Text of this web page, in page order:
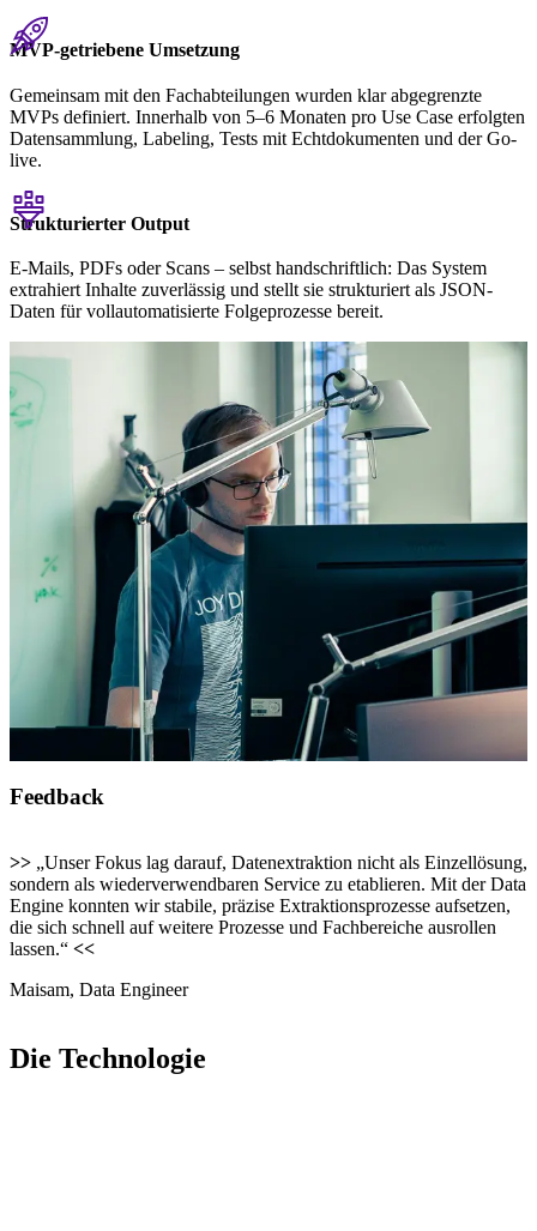
MVP-getriebene Umsetzung
Gemeinsam mit den Fachabteilungen wurden klar abgegrenzte
MVPs definiert. Innerhalb von 5–6 Monaten pro Use Case erfolgten
Datensammlung, Labeling, Tests mit Echtdokumenten und der Go-
live.
Strukturierter Output
E-Mails, PDFs oder Scans – selbst handschriftlich: Das System
extrahiert Inhalte zuverlässig und stellt sie strukturiert als JSON-
Daten für vollautomatisierte Folgeprozesse bereit.
Feedback
>> „Unser Fokus lag darauf, Datenextraktion nicht als Einzellösung,
sondern als wiederverwendbaren Service zu etablieren. Mit der Data
Engine konnten wir stabile, präzise Extraktionsprozesse aufsetzen,
die sich schnell auf weitere Prozesse und Fachbereiche ausrollen
lassen.“ <<
Maisam, Data Engineer
Die Technologie